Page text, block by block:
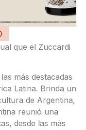
que el Zuccardi
más destacadas
Latina. Brinda un
de Argentina,
reunió una
desde las más